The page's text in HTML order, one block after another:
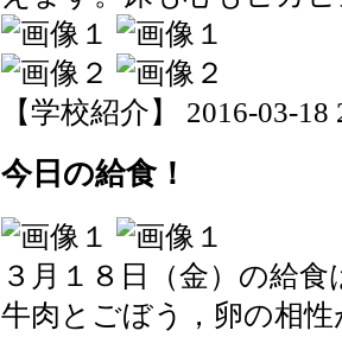
【学校紹介】 2016-03-18
今日の給食！
３月１８日（金）の給
牛肉とごぼう，卵の相